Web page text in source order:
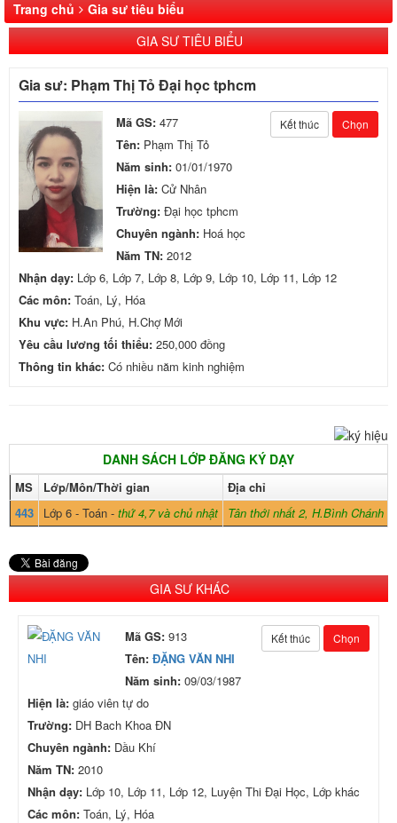
Trang chủ
Gia sư tiêu biểu
GIA SƯ TIÊU BIỂU
Gia sư: Phạm Thị Tỏ Đại học tphcm
Kết thúc Chọn
Mã GS: 477
Tên: Phạm Thị Tỏ
Năm sinh: 01/01/1970
Hiện là: Cử Nhân
Trường: Đại học tphcm
Chuyên ngành: Hoá học
Năm TN: 2012
Nhận dạy: Lớp 6, Lớp 7, Lớp 8, Lớp 9, Lớp 10, Lớp 11, Lớp 12
Các môn: Toán, Lý, Hóa
Khu vực: H.An Phú, H.Chợ Mới
Yêu cầu lương tối thiểu: 250,000 đồng
Thông tin khác: Có nhiều năm kinh nghiệm
DANH SÁCH LỚP ĐĂNG KÝ DẠY
MS Lớp/Môn/Thời gian
Địa chỉ
443
Lớp 6 - Toán - thứ 4,7 và chủ nhật Tân thới nhất 2, H.Bình Chánh -
GIA SƯ KHÁC
Kết thúc Chọn
Mã GS: 913
Tên: ĐẶNG VĂN NHI
Năm sinh: 09/03/1987
Hiện là: giáo viên tự do
Trường: DH Bach Khoa ĐN
Chuyên ngành: Dầu Khí
Năm TN: 2010
Nhận dạy: Lớp 10, Lớp 11, Lớp 12, Luyện Thi Đại Học, Lớp khác
Các môn: Toán, Lý, Hóa